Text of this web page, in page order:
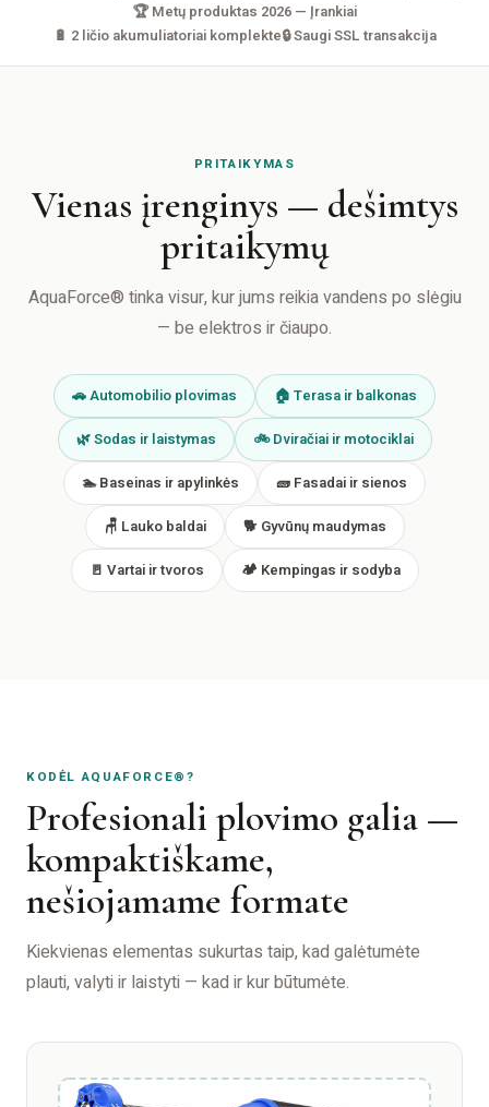
🏆 Metų produktas 2026 — Įrankiai
🔋 2 ličio akumuliatoriai komplekte🔒 Saugi SSL transakcija
PRITAIKYMAS
Vienas įrenginys — dešimtys
pritaikymų
AquaForce® tinka visur, kur jums reikia vandens po slėgiu
— be elektros ir čiaupo.
🚗 Automobilio plovimas
🏠 Terasa ir balkonas
🌿 Sodas ir laistymas
🚲 Dviračiai ir motociklai
🏊 Baseinas ir apylinkės
🧱 Fasadai ir sienos
🪑 Lauko baldai
🐕 Gyvūnų maudymas
🚪 Vartai ir tvoros
🏕 Kempingas ir sodyba
KODĖL AQUAFORCE®?
Profesionali plovimo galia —
kompaktiškame,
nešiojamame formate
Kiekvienas elementas sukurtas taip, kad galėtumėte
plauti, valyti ir laistyti — kad ir kur būtumėte.